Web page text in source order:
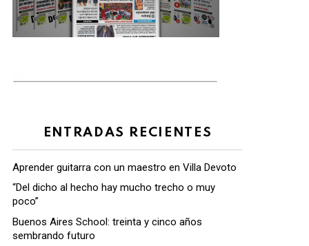
ENTRADAS RECIENTES
Aprender guitarra con un maestro en Villa Devoto
“Del dicho al hecho hay mucho trecho o muy
poco”
Buenos Aires School: treinta y cinco años
sembrando futuro